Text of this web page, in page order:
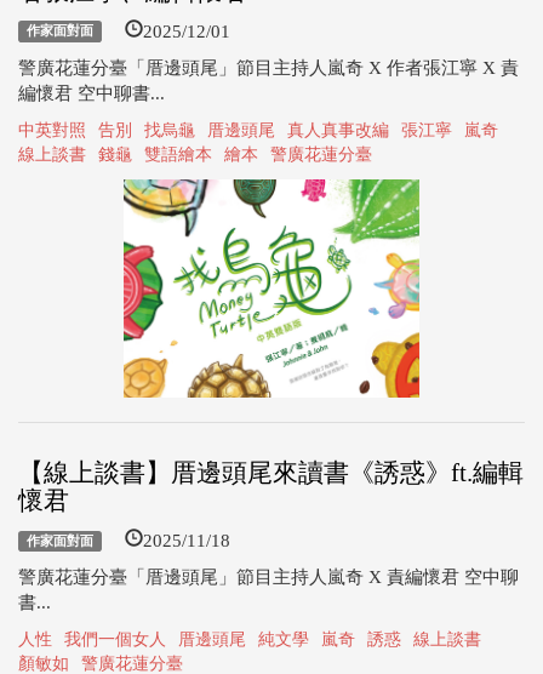
作家面對面 2025/12/01
警廣花蓮分臺「厝邊頭尾」節目主持人嵐奇 X 作者張江寧 X 責
編懷君 空中聊書...
中英對照 告別 找烏龜 厝邊頭尾 真人真事改編 張江寧
嵐奇
線上談書
錢龜 雙語繪本 繪本 警廣花蓮分臺
【線上談書】厝邊頭尾來讀書《誘惑》ft.編輯
懷君
作家面對面 2025/11/18
警廣花蓮分臺「厝邊頭尾」節目主持人嵐奇 X 責編懷君 空中聊
書...
人性 我們一個女人 厝邊頭尾 純文學 嵐奇 誘惑
線上談書
顏敏如
警廣花蓮分臺